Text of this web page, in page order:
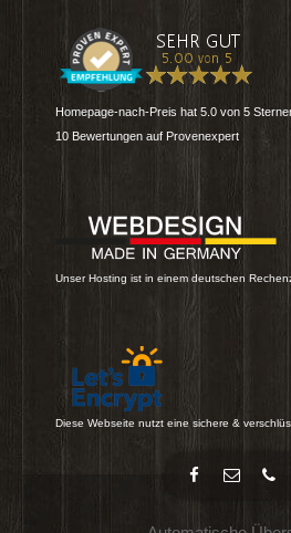
Homepage-nach-Preis hat 5.0 von 5
10 Bewertungen auf Provenexpert
Unser Hosting ist in einem deutschen
Diese Webseite nutzt eine sichere &